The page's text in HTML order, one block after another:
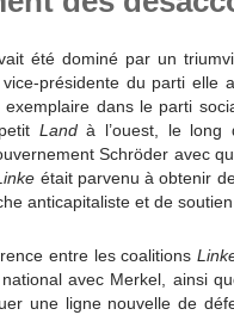
été dominé par un
présidente du parti elle
dans le parti
Landà l’ouest, le long
Schröder avec
était parvenu à obtenir
anticapitaliste et de
entre les coalitions
avec Merkel, ainsi
une ligne nouvelle de